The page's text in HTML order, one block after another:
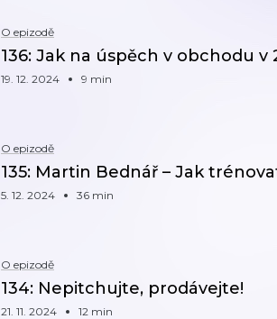
O epizodě
136: Jak na úspěch v obchodu v
19. 12. 2024 9 min
O epizodě
135: Martin Bednář – Jak
5. 12. 2024 36 min
O epizodě
134: Nepitchujte, prodávejte!
21. 11. 2024 12 min